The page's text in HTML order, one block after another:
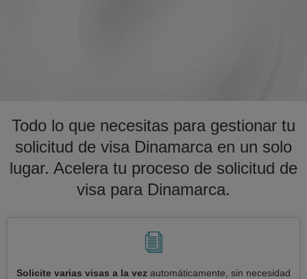
Todo lo que necesitas para gestionar tu
solicitud de visa Dinamarca en un solo
lugar. Acelera tu proceso de solicitud de
visa para Dinamarca.
Solicite varias visas a la vez automáticamente, sin necesidad